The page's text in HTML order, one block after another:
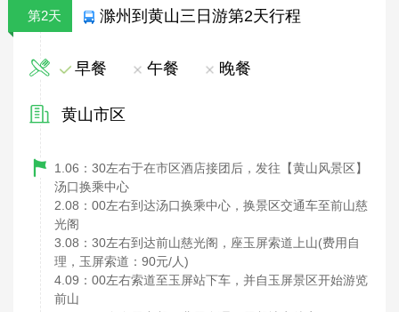
第2天 滁州到黄山三日游第2天行程
早餐 午餐 晚餐
黄山市区
1.06 ： 30左右于在市区酒店接团后，发往【黄山风景区】
汤口换乘中心
2.08 ： 00左右到达汤口换乘中心，换景区交通车至前山慈
光阁
3.08 ： 30左右到达前山慈光阁，座玉屏索道上山(费用自
理，玉屏索道： 90元/ 人 )
4.09 ： 00左右索道至玉屏站下车，并自玉屏景区开始游览
前山